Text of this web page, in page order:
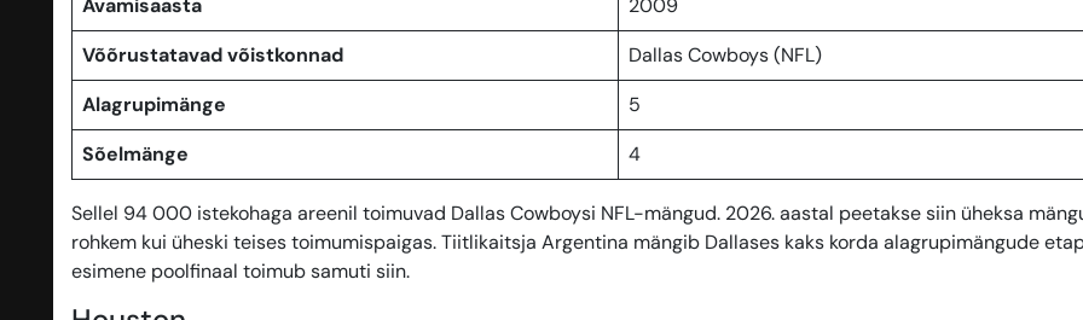
Avamisaasta
2009
Võõrustatavad võistkonnad
Dallas Cowboys (NFL)
Alagrupimänge
5
Sõelmänge
4
Sellel 94 000 istekohaga areenil toimuvad Dallas Cowboysi NFL-mängud. 2026. aastal peetakse siin üheksa
rohkem kui üheski teises toimumispaigas. Tiitlikaitsja Argentina mängib Dallases kaks korda alagrupimängude
esimene poolfinaal toimub samuti siin.